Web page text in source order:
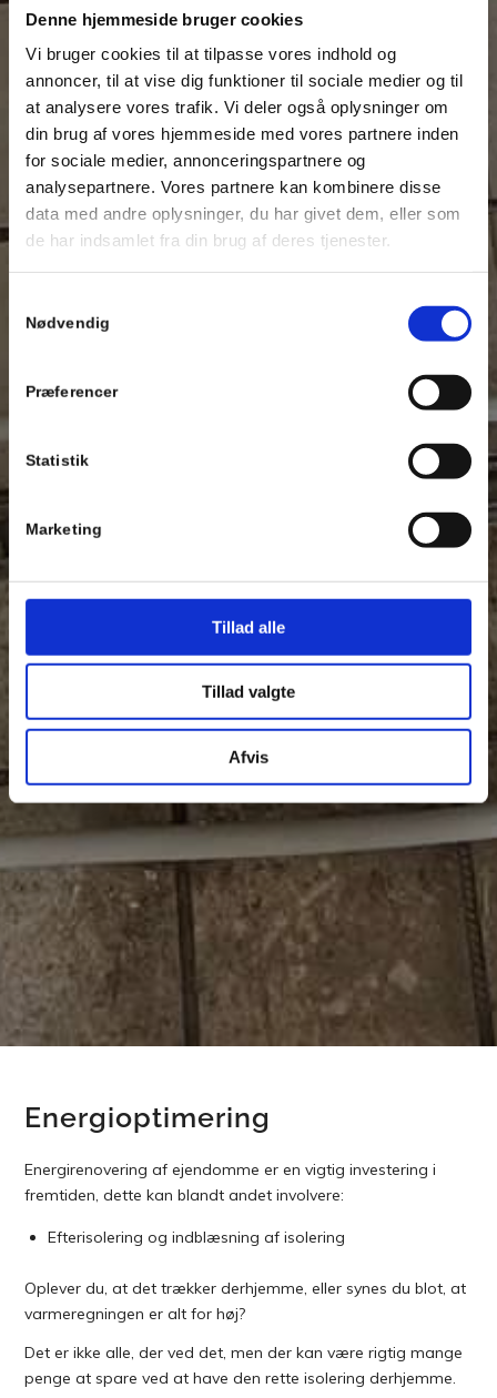
Denne hjemmeside bruger cookies
Vi bruger cookies til at tilpasse vores indhold og
annoncer, til at vise dig funktioner til sociale medier og til
at analysere vores trafik. Vi deler også oplysninger om
din brug af vores hjemmeside med vores partnere inden
for sociale medier, annonceringspartnere og
analysepartnere. Vores partnere kan kombinere disse
data med andre oplysninger, du har givet dem, eller som
de har indsamlet fra din brug af deres tjenester.
Nødvendig
Præferencer
Statistik
Marketing
Tillad alle
Tillad valgte
Afvis
Energioptimering
Energirenovering af ejendomme er en vigtig investering i
fremtiden, dette kan blandt andet involvere:​
Efterisolering og indblæsning af isolering
Oplever du, at det trækker derhjemme, eller synes du blot, at
varmeregningen er alt for høj?
Det er ikke alle, der ved det, men der kan være rigtig mange
penge at spare ved at have den rette isolering derhjemme.